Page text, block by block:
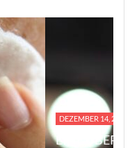
DEZEMBER 14, 2023
EINE